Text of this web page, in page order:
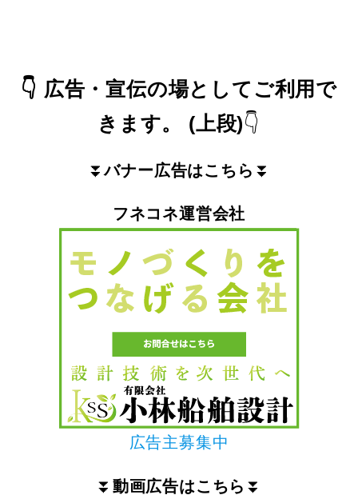
👇 広告・宣伝の場としてご利用で
きます。
(上段)👇
⏬バナー広告はこちら ⏬
フネコネ運営会社
広告主募集中
⏬ 動画広告はこちら ⏬